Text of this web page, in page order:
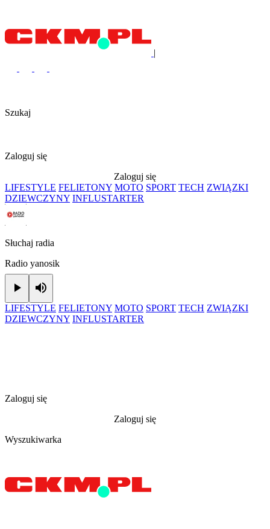
|
Szukaj
Zaloguj się
Zaloguj się
LIFESTYLE FELIETONY MOTO SPORT TECH ZWIĄZKI
DZIEWCZYNY INFLUSTARTER
Słuchaj radia
Radio yanosik
Play
LIFESTYLE FELIETONY MOTO SPORT TECH ZWIĄZKI
DZIEWCZYNY INFLUSTARTER
Zaloguj się
Zaloguj się
Wyszukiwarka